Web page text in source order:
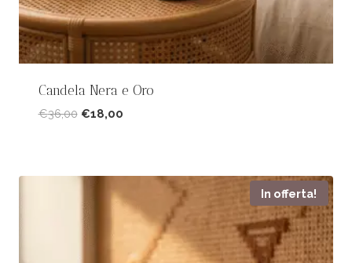
Candela Nera e Oro
€36,00 Il
€18,00Il
€18,00.
In offerta!